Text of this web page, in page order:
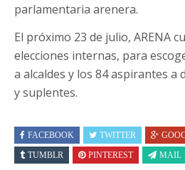
parlamentaria arenera.
El próximo 23 de julio, ARENA
elecciones internas, para
a alcaldes y los 84 aspirantes
y suplentes.
FACEBOOK TWITTER
TUMBLR
PINTEREST MAIL